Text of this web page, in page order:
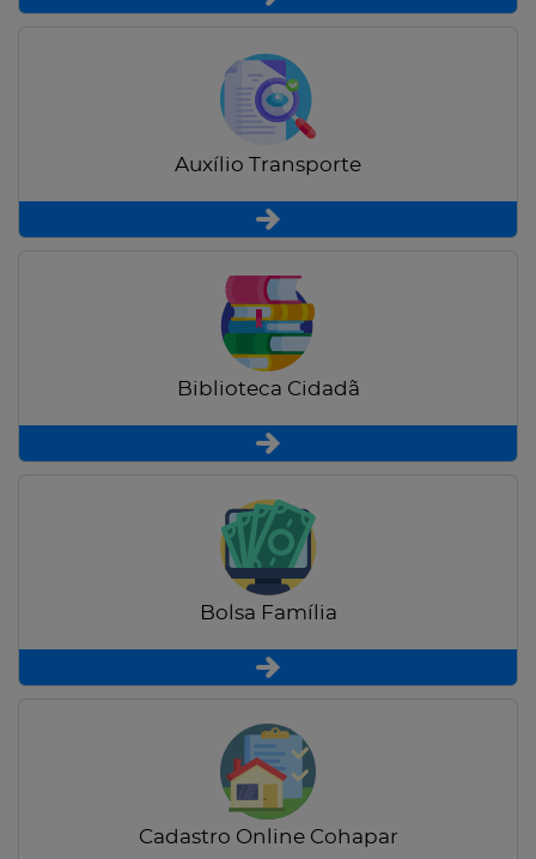
Auxílio Transporte
Biblioteca Cidadã
Bolsa Família
Cadastro Online Cohapar